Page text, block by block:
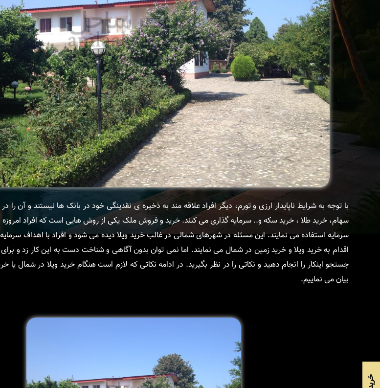
با توجه به شرایط ناپایدار ارزی و تورم، دیگر افراد علاقه مند به ذخیره ی نقدینگی خود در بانک ها نیستند و آن
سهام، خرید طلا ، خرید سکه و.. سرمایه گذاری می کنند. خرید و فروش ملک یکی از روش هایی است که افراد امروزه
سرمایه استفاده می نمایند. این مسئله در شهرهای شمالی در غالب خرید ویلا دیده می شود و افراد با اهداف
اقدام به خرید ویلا و خرید زمین در شمال می نمایند. اما نمی توان بدون آگاهی و شناخت دست به این کار زد و
جستجو اینکار را انجام دهید و نکاتی را در نظر بگیرید. در ادامه نکاتی که لازم است هنگام خرید ویلا در شمال یا
بیان می نماییم.